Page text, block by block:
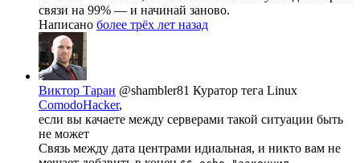
связи на 99% — и начинай заново.
Написано более трёх лет назад
Виктор Таран @shambler81 Куратор тега Linux
ComodoHacker,
если вы качаете между серверами такой ситуации быть
не может
Связь между дата центрами идиальная, и никто вам не